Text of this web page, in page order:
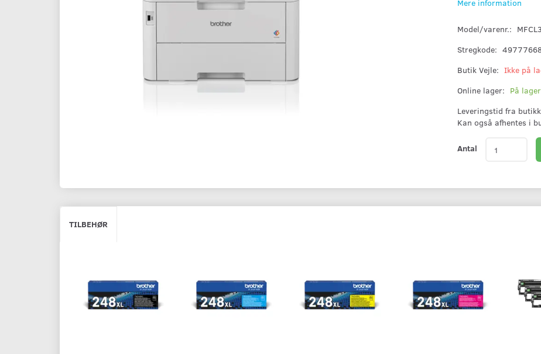
Mere information
Model/varenr.:
Stregkode:
Butik Vejle: Ikke på
Online lager: På lager
Leveringstid fra
Kan også afhentes i
Antal
TILBEHØR